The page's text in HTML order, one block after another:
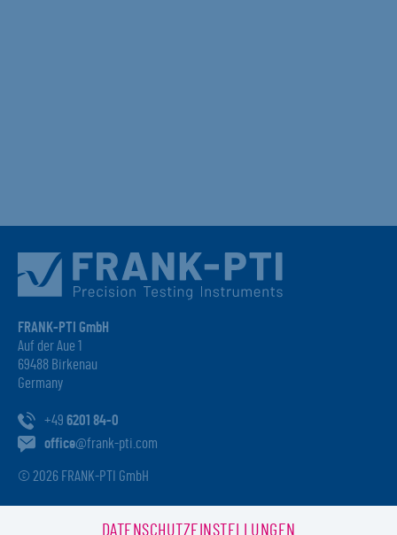
FRANK-PTI GmbH
Auf der Aue 1
69488 Birkenau
Germany
+49 6201 84-0
office@frank-pti.com
© 2026 FRANK-PTI GmbH
DATENSCHUTZEINSTELLUNGEN